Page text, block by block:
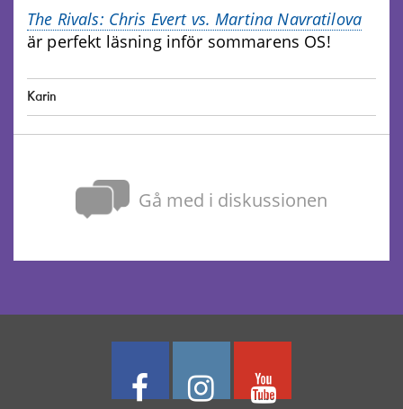
The Rivals: Chris Evert vs. Martina Navratilova
är perfekt läsning inför sommarens OS!
Karin
Gå med i diskussionen